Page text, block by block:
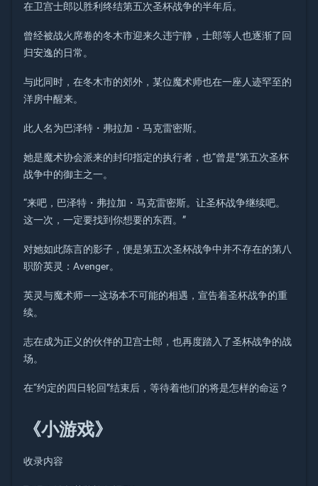
在卫宫士郎以胜利终结第五次圣杯战争的半年后。
曾经被战火席卷的冬木市迎来久违宁静，士郎等人也逐渐了回
归安逸的日常。
与此同时，在冬木市的郊外，某位魔术师也在一座人迹罕至的
洋房中醒来。
此人名为巴泽特・弗拉加・马克雷密斯。
她是魔术协会派来的封印指定的执行者，也“曾是”第五次圣杯
战争中的御主之一。
“来吧，巴泽特・弗拉加・马克雷密斯。让圣杯战争继续吧。
这一次，一定要找到你想要的东西。”
对她如此陈言的影子，便是第五次圣杯战争中并不存在的第八
职阶英灵：Avenger。
英灵与魔术师——这场本不可能的相遇，宣告着圣杯战争的重
续。
志在成为正义的伙伴的卫宫士郎，也再度踏入了圣杯战争的战
场。
在“约定的四日轮回”结束后，等待着他们的将是怎样的命运？
《小游戏》
收录内容